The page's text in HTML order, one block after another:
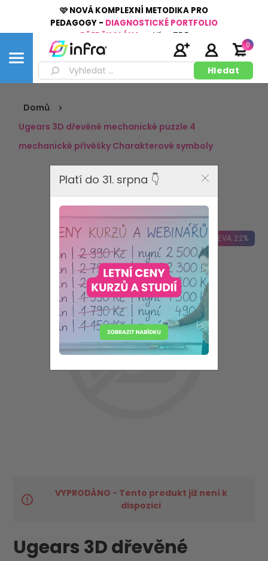
🩷 NOVÁ KOMPLEXNÍ METODIKA PRO
PEDAGOGY - DIAGNOSTICKÉ PORTFOLIO
PŘEDŠKOLÁKA
Více ZDE
0
Domů
Ugears 3D dřevěné mechanické puzzle 4
mechanické přívěšky Charakterové symboly
SLEVA 22%
VYPRODÁNO - Tento produkt již není k
dispozici
Ugears 3D dřevěné
Platí do 31. srpna 👇